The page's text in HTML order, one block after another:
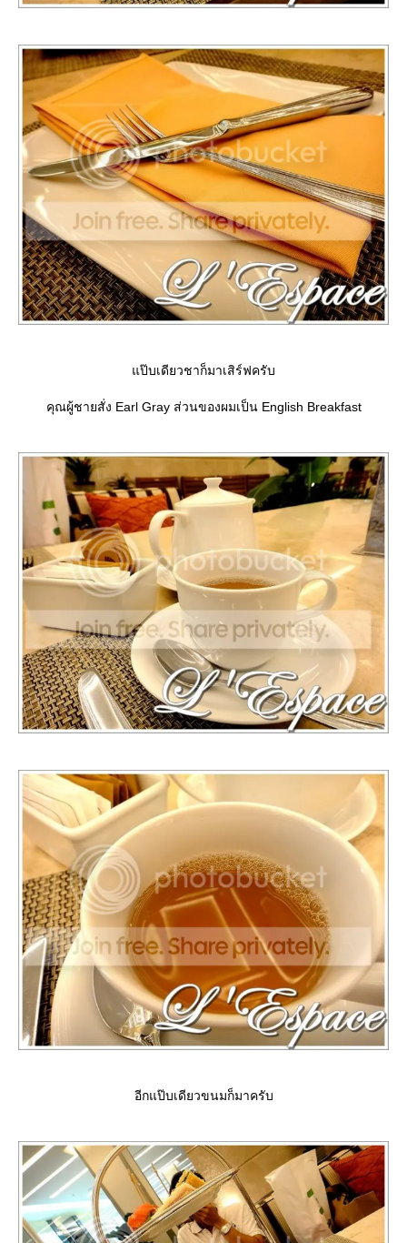
ป๊บเดียวชาก็มาเสิร์ฟครับ
คุณผู้ชายสั่ง Earl Gray ส่วนของผมเป็น English Breakfast
อีกแป๊บเดียวขนมก็มาครับ